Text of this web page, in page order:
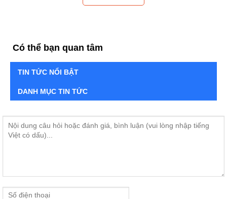
Có thể bạn quan tâm
TIN TỨC NỔI BẬT
DANH MỤC TIN TỨC